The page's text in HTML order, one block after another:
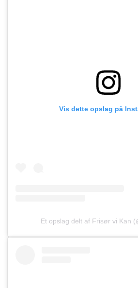
Vis dette opslag på
Et opslag delt af Frisør vi Kan